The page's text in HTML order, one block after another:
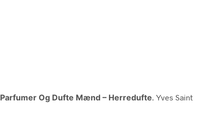
Parfumer Og Dufte Mænd – Herredufte . Yves Saint